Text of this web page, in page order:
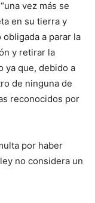
vez más se
en su tierra y
obligada a parar la
y retirar la
ya que, debido a
de ninguna de
reconocidos por
por haber
no considera un